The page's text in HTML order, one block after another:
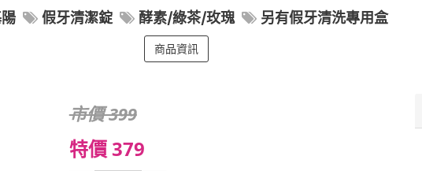
假牙清潔錠 酵素/綠茶/玫瑰 另有假牙清洗專用盒
商品資訊
市價 399
特價 379